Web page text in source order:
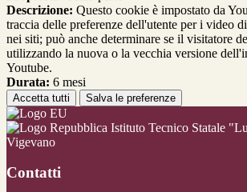
Descrizione: Questo cookie è impostato da
traccia delle preferenze dell'utente per i video
nei siti; può anche determinare se il visitatore
utilizzando la nuova o la vecchia versione
Youtube.
Durata: 6 mesi
Accetta tutti Salva le preferenze
Istituto Tecnico Statale
Vigevano
Contatti